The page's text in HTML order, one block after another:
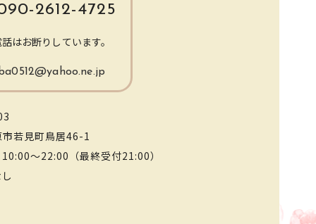
2612-4725
はお断りしています。
市若見町鳥居46-1
～22:00（最終受付21:00）